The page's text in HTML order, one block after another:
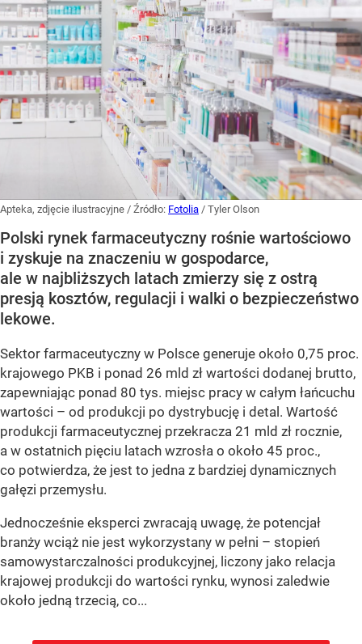
Apteka, zdjęcie ilustracyjne / Źródło: Fotolia / Tyler Olson
Polski rynek farmaceutyczny rośnie wartościowo
i zyskuje na znaczeniu w gospodarce,
ale w najbliższych latach zmierzy się z ostrą
presją kosztów, regulacji i walki o bezpieczeństwo
lekowe.
Sektor farmaceutyczny w Polsce generuje około 0,75 proc.
krajowego PKB i ponad 26 mld zł wartości dodanej brutto,
zapewniając ponad 80 tys. miejsc pracy w całym łańcuchu
wartości – od produkcji po dystrybucję i detal. Wartość
produkcji farmaceutycznej przekracza 21 mld zł rocznie,
a w ostatnich pięciu latach wzrosła o około 45 proc.,
co potwierdza, że jest to jedna z bardziej dynamicznych
gałęzi przemysłu.
Jednocześnie eksperci zwracają uwagę, że potencjał
branży wciąż nie jest wykorzystany w pełni – stopień
samowystarczalności produkcyjnej, liczony jako relacja
krajowej produkcji do wartości rynku, wynosi zaledwie
około jedną trzecią, co...